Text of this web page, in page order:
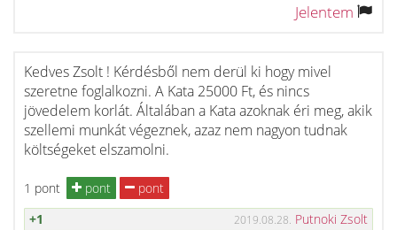
Jelentem
Kedves Zsolt ! Kérdésből nem derül ki hogy mivel
szeretne foglalkozni. A Kata 25000 Ft, és nincs
jövedelem korlát. Általában a Kata azoknak éri meg, akik
szellemi munkát végeznek, azaz nem nagyon tudnak
költségeket elszamolni.
1 pont pont
pont
+1
2019.08.28. Putnoki Zsolt